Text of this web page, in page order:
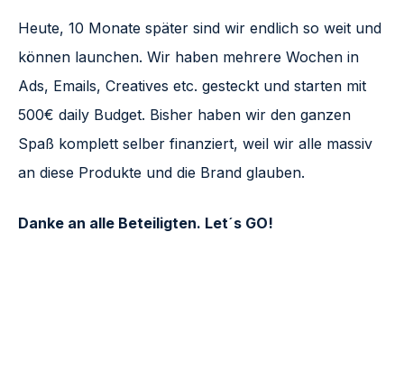
Heute, 10 Monate später sind wir endlich so weit und
können launchen. Wir haben mehrere Wochen in
Ads, Emails, Creatives etc. gesteckt und starten mit
500€ daily Budget. Bisher haben wir den ganzen
Spaß komplett selber finanziert, weil wir alle massiv
an diese Produkte und die Brand glauben.
Danke an alle Beteiligten. Let´s GO!